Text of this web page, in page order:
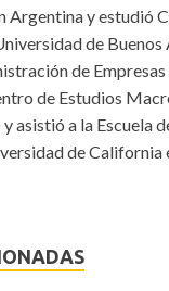
Argentina y estudió
de Buenos
de Empresas
de Estudios
asistió a la Escuela
de California